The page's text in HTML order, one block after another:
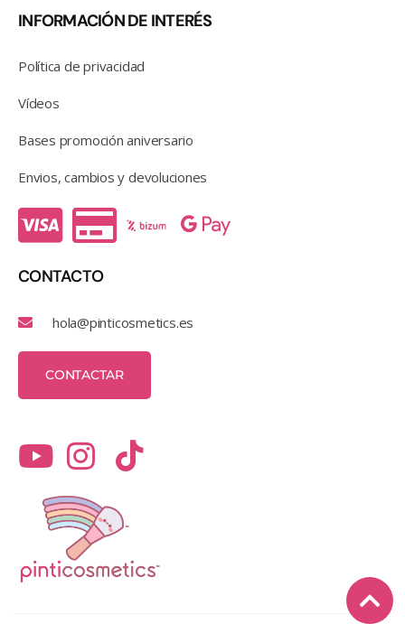
INFORMACIÓN DE INTERÉS
Política de privacidad
Vídeos
Bases promoción aniversario
Envios, cambios y devoluciones
CONTACTO
hola@pinticosmetics.es
CONTACTAR